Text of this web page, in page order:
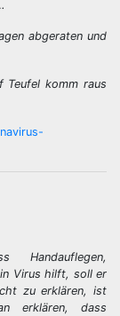
abgeraten und
Teufel komm raus
Virus hilft, soll er
zu erklären, ist
erklären, dass